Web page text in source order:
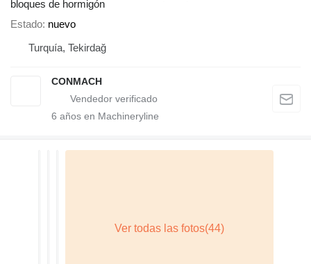
bloques de hormigón
Estado nuevo
Turquía, Tekirdağ
CONMACH
6 años en Machineryline